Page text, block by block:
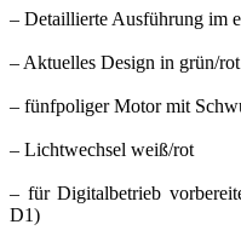
– Detaillierte Ausführung im
– Aktuelles Design in grün/rot
– fünfpoliger Motor mit
– Lichtwechsel weiß/rot
– für Digitalbetrieb
D1)